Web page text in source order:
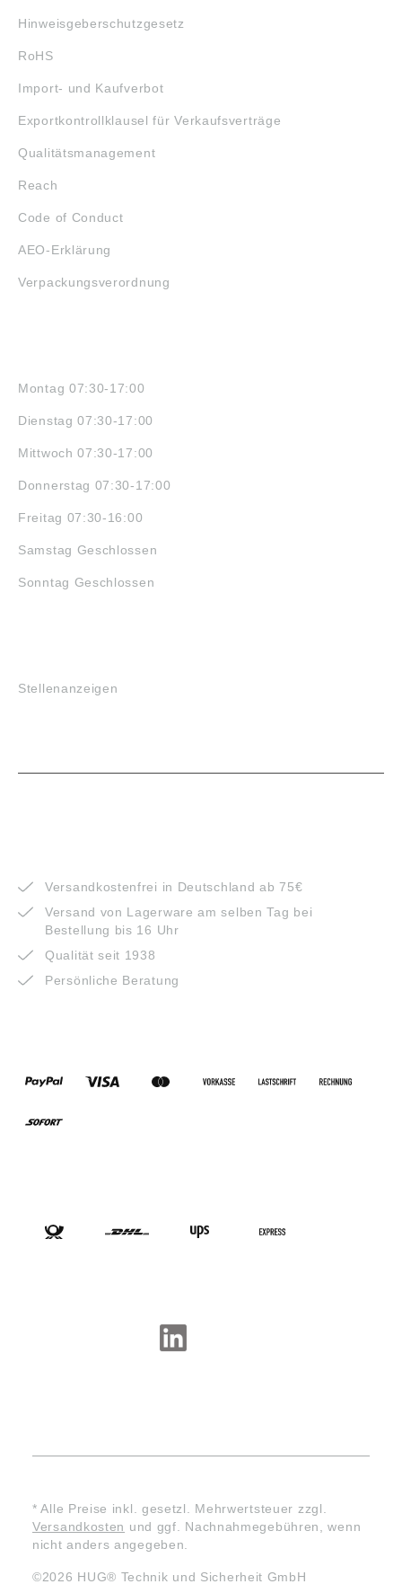
Hinweisgeberschutzgesetz
RoHS
Import- und Kaufverbot
Exportkontrollklausel für Verkaufsverträge
Qualitätsmanagement
Reach
Code of Conduct
AEO-Erklärung
Verpackungsverordnung
Montag 07:30-17:00
Dienstag 07:30-17:00
Mittwoch 07:30-17:00
Donnerstag 07:30-17:00
Freitag 07:30-16:00
Samstag Geschlossen
Sonntag Geschlossen
Stellenanzeigen
Versandkostenfrei in Deutschland ab 75€
Versand von Lagerware am selben Tag bei
Bestellung bis 16 Uhr
Qualität seit 1938
Persönliche Beratung
* Alle Preise inkl. gesetzl. Mehrwertsteuer zzgl.
Versandkosten und ggf. Nachnahmegebühren, wenn
nicht anders angegeben.
©2026 HUG® Technik und Sicherheit GmbH